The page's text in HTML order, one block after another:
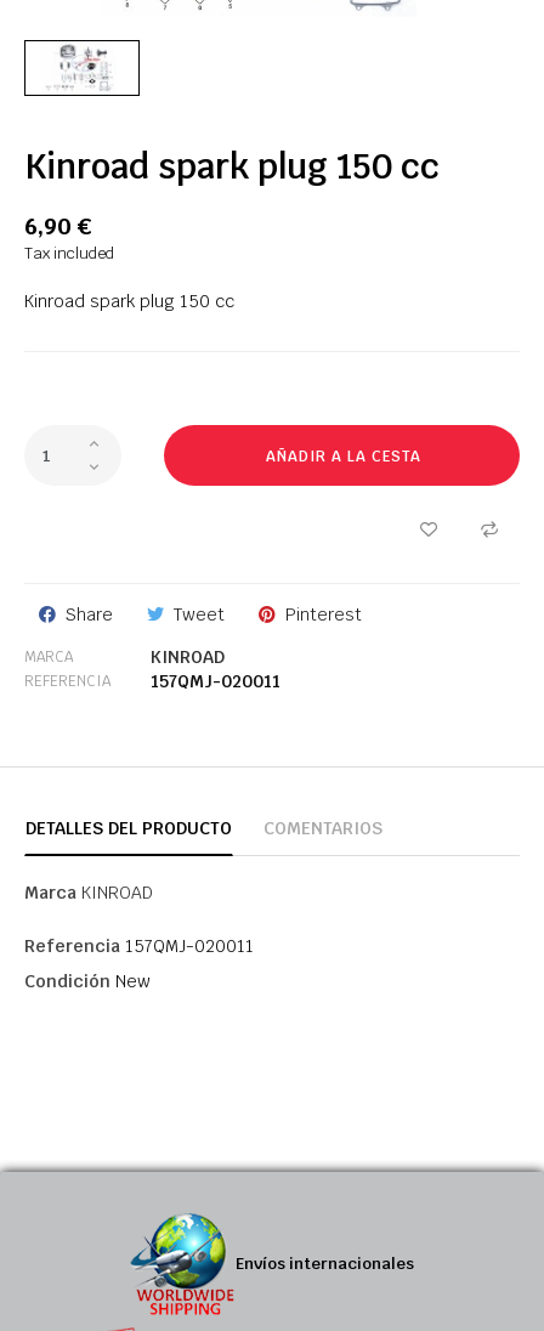
Kinroad spark plug 150 cc
6,90 €
Tax included
Kinroad spark plug 150 cc
AÑADIR A LA CESTA
Share Tweet Pinterest
MARCA KINROAD
REFERENCIA 157QMJ-020011
DETALLES DEL PRODUCTO COMENTARIOS
Marca KINROAD
Referencia 157QMJ-020011
Condición New
Envíos internacionales